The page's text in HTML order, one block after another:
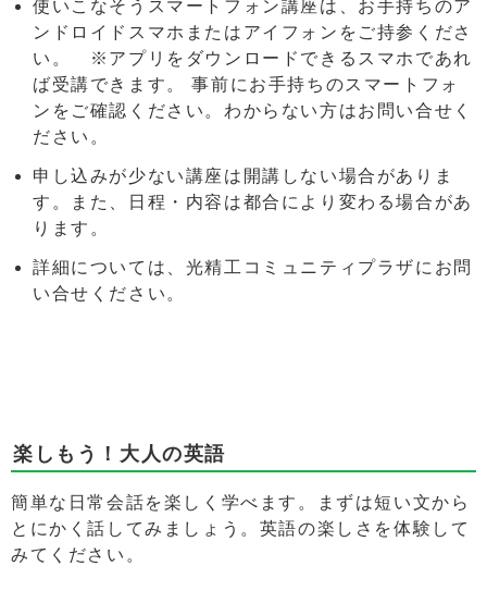
使いこなそうスマートフォン講座は、お手持ちのア
ンドロイドスマホまたはアイフォンをご持参くださ
い。 ※アプリをダウンロードできるスマホであれ
ば受講できます。 事前にお手持ちのスマートフォ
ンをご確認ください。わからない方はお問い合せく
ださい。
申し込みが少ない講座は開講しない場合がありま
す。また、日程・内容は都合により変わる場合があ
ります。
詳細については、光精工コミュニティプラザにお問
い合せください。
楽しもう！大人の英語
簡単な日常会話を楽しく学べます。まずは短い文から
とにかく話してみましょう。英語の楽しさを体験して
みてください。